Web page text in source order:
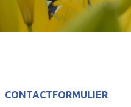
CONTACTFORMULIER